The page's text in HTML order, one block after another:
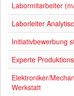
Labormitarbeiter
Laborleiter
Initiativbewerbung
Experte
Elektroniker/
Werkstatt